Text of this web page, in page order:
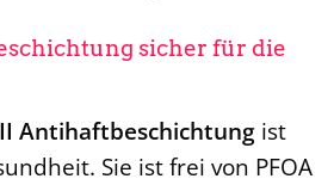
sicher für die
Antihaftbeschichtung ist
Sie ist frei von PFOA